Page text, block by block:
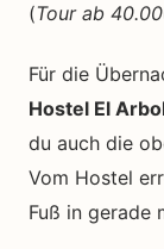
(Tour ab
Für die
Hostel El
du auch die
Vom Hostel
Fuß in gerade